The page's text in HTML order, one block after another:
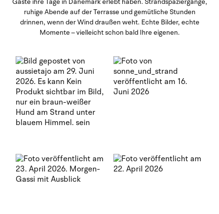
Gäste ihre Tage in Dänemark erlebt haben. Strandspaziergänge,
ruhige Abende auf der Terrasse und gemütliche Stunden
drinnen, wenn der Wind draußen weht. Echte Bilder, echte
Momente – vielleicht schon bald Ihre eigenen.